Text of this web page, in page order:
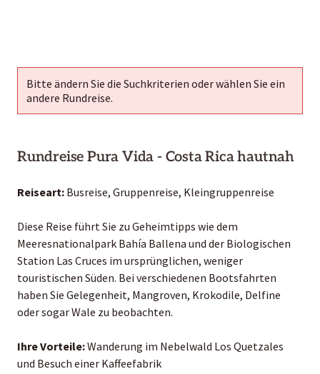
Bitte ändern Sie die Suchkriterien oder wählen Sie ein
andere Rundreise.
Rundreise Pura Vida - Costa Rica hautnah
Reiseart: Busreise, Gruppenreise, Kleingruppenreise
Diese Reise führt Sie zu Geheimtipps wie dem
Meeresnationalpark Bahía Ballena und der Biologischen
Station Las Cruces im ursprünglichen, weniger
touristischen Süden. Bei verschiedenen Bootsfahrten
haben Sie Gelegenheit, Mangroven, Krokodile, Delfine
oder sogar Wale zu beobachten.
Ihre Vorteile:Wanderung im Nebelwald Los Quetzales
und Besuch einer Kaffeefabrik